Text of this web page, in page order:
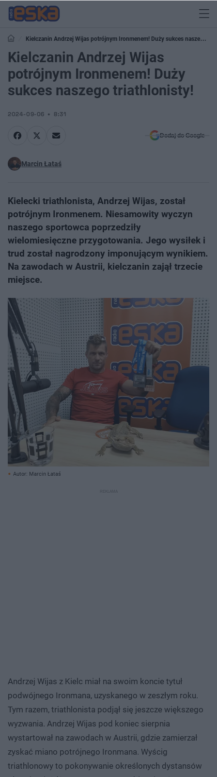
Kielczanin Andrzej Wijas potrójnym Ironmenem! Duży sukces naszego
triathlonisty!
Kielczanin Andrzej Wijas
potrójnym Ironmenem! Duży
sukces naszego triathlonisty!
2024-09-06 8:31
Dodaj do Google
Marcin Łataś
Kielecki triathlonista, Andrzej Wijas, został
potrójnym Ironmenem. Niesamowity wyczyn
naszego sportowca poprzedziły
wielomiesięczne przygotowania. Jego wysiłek i
trud został nagrodzony imponującym wynikiem.
Na zawodach w Austrii, kielczanin zajął trzecie
miejsce.
Autor: Marcin Łataś
Andrzej Wijas z Kielc miał na swoim koncie tytuł
podwójnego Ironmana, uzyskanego w zeszłym roku.
Tym razem, triathlonista podjął się jeszcze większego
wyzwania. Andrzej Wijas pod koniec sierpnia
wystartował na zawodach w Austrii, gdzie zamierzał
zyskać miano potrójnego Ironmana. Wyścig
triathlonowy to pokonywanie określonych dystansów